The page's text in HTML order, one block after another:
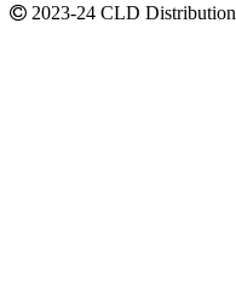
2023-24 CLD Distribution